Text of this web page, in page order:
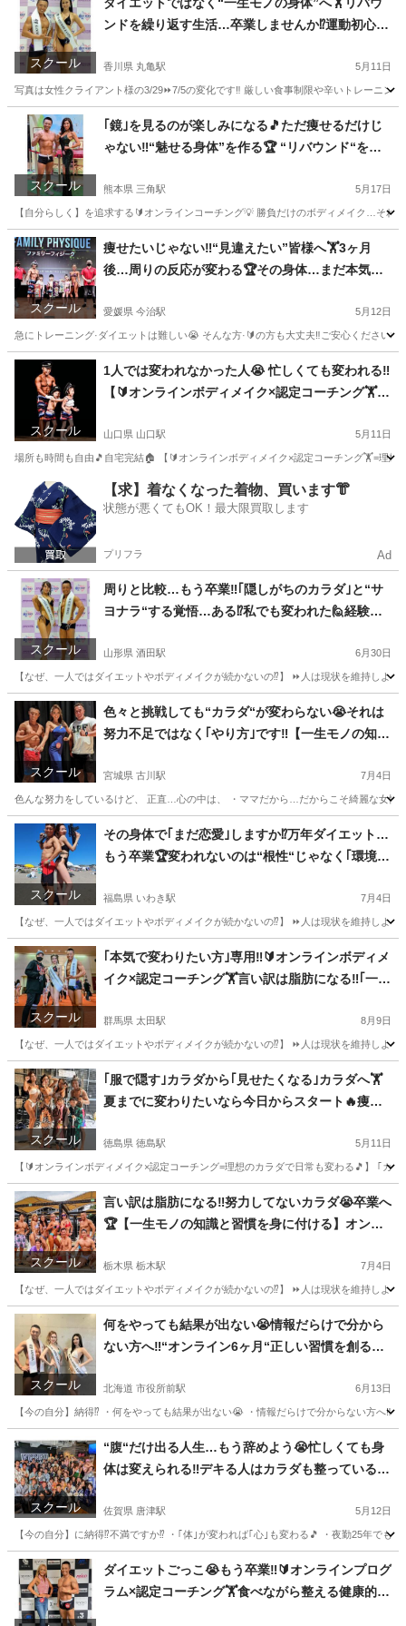
スクール
ンドを繰り返す生活…卒業しませんか⁉️運動初心者
イク×認定コーチング🏋️】
香川県 丸亀駅 5月11日
写真は女性クライアント様の3/29⏩7/5の変化です‼️ 厳しい食事制限や辛いトレーニ
香川 丸亀市 丸亀駅 その他
スクール
｢鏡｣を見るのが楽しみになる🎵ただ痩せるだけじ
ゃない‼️“魅せる身体”を作る🏆 “リバウンド“を終
認定コーチング🏋️】
熊本県 三角駅 5月17日
【自分らしく】を追求する🔰オンラインコーチング💡 勝負だけのボディメイク…それ
熊本 天草市 三角駅 その他
スクール
痩せたいじゃない‼️“見違えたい”皆様へ🏋️3ヶ月
後…周りの反応が変わる🏆その身体…まだ本気を
🔰オンラインボディメイク×認定コーチング🏋️
愛媛県 今治駅 5月12日
急にトレーニング·ダイエットは難しい😭 そんな方·🔰の方も大丈夫‼️ご安心ください
愛媛 今治市 今治駅 その他
スクール
1人では変われなかった人😭 忙しくても変われる‼️
【🔰オンラインボディメイク×認定コーチング🏋️】
から続く☺️毎日のLINEサポートで挫折させない✌️
山口県 山口駅 5月11日
場所も時間も自由🎵自宅完結🏠 【🔰オンラインボディメイク×認定コーチング🏋️=理想
山口 山口市 山口駅 その他
【求】着なくなった着物、買います👘
状態が悪くてもOK！最大限買取します
プリフラ Ad
スクール
周りと比較…もう卒業‼️｢隠しがちのカラダ｣と“サ
ヨナラ“する覚悟…ある⁉️私でも変われた🙋経験し
ィメイク×認定コーチング🏋️
山形県 酒田駅 6月30日
【なぜ、一人ではダイエットやボディメイクが続かないの⁉️】 ⏩人は現状を維持しよ
山形 酒田市 酒田駅 その他
スクール
色々と挑戦しても“カラダ“が変わらない😭それは
努力不足ではなく｢やり方｣です‼️【一生モノの知識
インボディメイクコーチングで変わる🏋️
宮城県 古川駅 7月4日
色んな努力をしているけど、 正直…心の中は、 ・ママだから…だからこそ綺麗な女性
宮城 大崎市 古川駅 その他 コーチング
スクール
その身体で｢まだ恋愛｣しますか⁉️万年ダイエット…
もう卒業🏆変われないのは“根性“じゃなく｢環境｣
メイク×認定コーチング🏋️=理想のカラダで日常も
変わる🎵
福島県 いわき駅 7月4日
【なぜ、一人ではダイエットやボディメイクが続かないの⁉️】 ⏩人は現状を維持しよ
福島 いわき市 いわき駅 その他
スクール
｢本気で変わりたい方｣専用‼️🔰オンラインボディメ
イク×認定コーチング🏋️言い訳は脂肪になる‼️｢一生
＆パパ誕生🏆
群馬県 太田駅 8月9日
【なぜ、一人ではダイエットやボディメイクが続かないの⁉️】 ⏩人は現状を維持しよ
群馬 太田市 太田駅 その他
スクール
｢服で隠す｣カラダから｢見せたくなる｣カラダへ🏋️
夏までに変わりたいなら今日からスタート🔥痩せ
重視…だから結果が出る🎵
徳島県 徳島駅 5月11日
【🔰オンラインボディメイク×認定コーチング=理想のカラダで日常も変わる🎵】 ｢
徳島 徳島市 徳島駅 その他
スクール
言い訳は脂肪になる‼️努力してないカラダ😭卒業へ
🏆【一生モノの知識と習慣を身に付ける】オンラ
強ママ＆パパ誕生🏆
栃木県 栃木駅 7月4日
【なぜ、一人ではダイエットやボディメイクが続かないの⁉️】 ⏩人は現状を維持しよ
栃木 栃木市 栃木駅 その他
スクール
何をやっても結果が出ない😭情報だらけで分から
ない方へ‼️“オンライン6ヶ月“正しい習慣を創るプ
得🏆
北海道 市役所前駅 6月13日
【今の自分】納得⁉️ ・何をやっても結果が出ない😭 ・情報だらけで分からない方へ‼️
北海道 函館市 市役所前駅 その他
スクール
“腹“だけ出る人生…もう辞めよう😭忙しくても身
体は変えられる‼️デキる人はカラダも整っている🏆
佐賀県 唐津駅 5月12日
【今の自分】に納得⁉️不満ですか⁉️ ・｢体｣が変われば｢心｣も変わる🎵 ・夜勤25年で
佐賀 唐津市 唐津駅
ダイエットごっこ😭もう卒業‼️🔰オンラインプログ
ラム×認定コーチング🏋️食べながら整える健康的な